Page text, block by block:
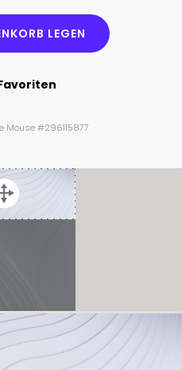
LEGEN
Mouse #296115877